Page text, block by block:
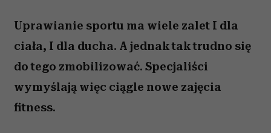
Uprawianie sportu ma wiele zalet I dla
ciała, I dla ducha. A jednak tak trudno się
do tego zmobilizować. Specjaliści
wymyślają więc ciągle nowe zajęcia
fitness.